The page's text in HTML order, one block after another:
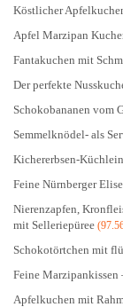
Köstlicher
Apfel Marzipan
Fantakuchen mit
Der perfekte
Schokobananen vom
Semmelknödel- als
Kichererbsen-
Feine Nürnberger
Nierenzapfen,
mit Selleriepüree
Schokotörtchen mit
Feine Marzipankissen
Apfelkuchen mit